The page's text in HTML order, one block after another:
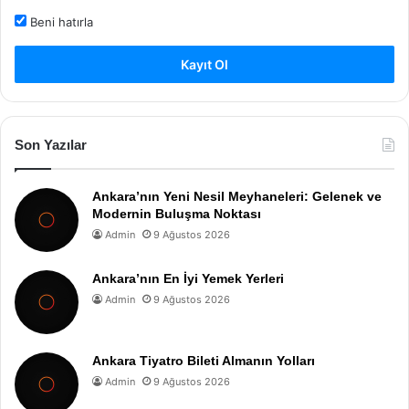
Beni hatırla
Kayıt Ol
Son Yazılar
Ankara’nın Yeni Nesil Meyhaneleri: Gelenek ve
Modernin Buluşma Noktası
Admin 9 Ağustos 2026
Ankara’nın En İyi Yemek Yerleri
Admin 9 Ağustos 2026
Ankara Tiyatro Bileti Almanın Yolları
Admin 9 Ağustos 2026